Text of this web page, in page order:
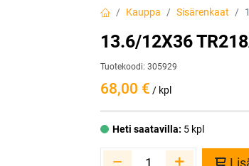
Kauppa Sisärenkaat
13.6/12X36
Tuotekoodi: 305929
68,00 € / kpl
Heti saatavilla: 5 kpl